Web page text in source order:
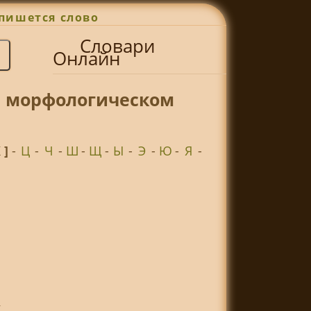
слово
Словари
Онлайн
морфологическом
] - Ц - Ч - Ш - Щ - Ы - Э - Ю- Я -